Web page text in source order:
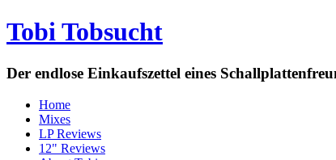
Tobi Tobsucht
Der endlose Einkaufszettel eines
Home
Mixes
LP Reviews
12" Reviews